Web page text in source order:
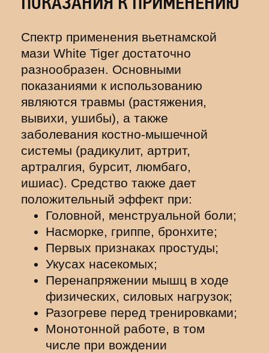
Спектр применения вьетнамской
мази White Tiger достаточно
разнообразен. Основными
показаниями к использованию
являются травмы (растяжения,
вывихи, ушибы), а также
заболевания костно-мышечной
системы (радикулит, артрит,
артралгия, бурсит, люмбаго,
ишиас). Средство также дает
положительный эффект при:
Головной, менструальной боли;
Насморке, гриппе, бронхите;
Первых признаках простуды;
Укусах насекомых;
Перенапряжении мышц в ходе
физических, силовых нагрузок;
Разогреве перед тренировками;
Монотонной работе, в том
числе при вождении